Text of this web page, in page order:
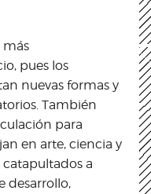
más
pues los
nuevas formas y
También
para
en arte, ciencia y
a
desarrollo,